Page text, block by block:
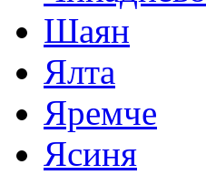
Шаян
Ялта
Яремче
Ясиня